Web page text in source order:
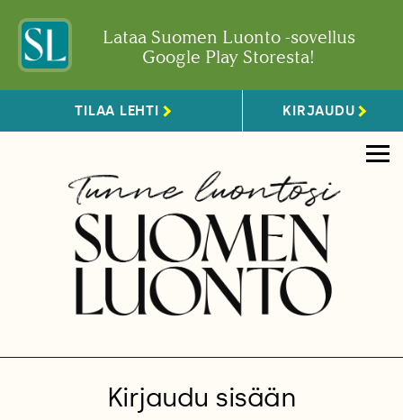
Lataa Suomen Luonto -sovellus
Google Play Storesta!
TILAA LEHTI KIRJAUDU
Kirjaudu sisään